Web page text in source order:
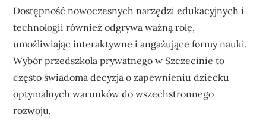
Dostępność nowoczesnych narzędzi edukacyjnych i
technologii również odgrywa ważną rolę,
umożliwiając interaktywne i angażujące formy nauki.
Wybór przedszkola prywatnego w Szczecinie to
często świadoma decyzja o zapewnieniu dziecku
optymalnych warunków do wszechstronnego
rozwoju.